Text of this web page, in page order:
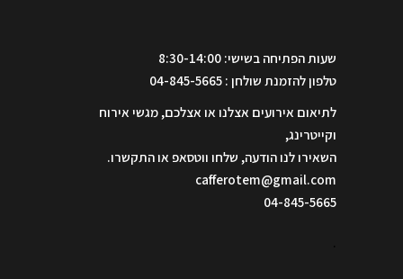
שעות הפתיחה בשישי: 8:30-14:00
טלפון להזמנת שולחן : 04-845-5665
לתיאום אירועים אצלנו או אצלכם, מגשי אירוח
וקייטרינג,
השאירו לנו הודעה, שלחו ווטסאפ או התקשרו.
cafferotem@gmail.com
04-845-5665
.